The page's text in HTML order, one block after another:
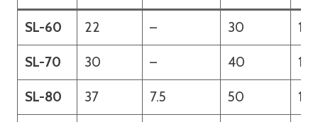
SL-60 22 – 30 1m
SL-70 30 – 40 1m
SL-80 37 7.5 50 1m